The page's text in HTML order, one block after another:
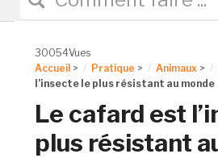
30054Vues
Accueil > Pratique > Animaux >
l’insecte le plus résistant au monde
Le cafard est
plus résistant